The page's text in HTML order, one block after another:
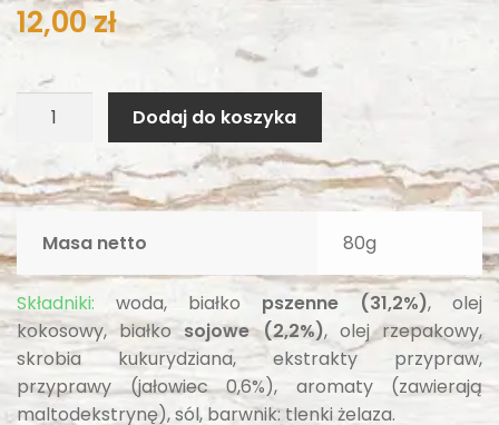
12,00zł
Dodaj do koszyka
Masa netto 80g
Składniki: woda, białko pszenne (31,2%), olej
kokosowy, białkosojowe (2,2%), olej rzepakowy,
skrobia kukurydziana, ekstrakty przypraw,
przyprawy (jałowiec 0,6%), aromaty (zawierają
maltodekstrynę), sól, barwnik: tlenki żelaza.